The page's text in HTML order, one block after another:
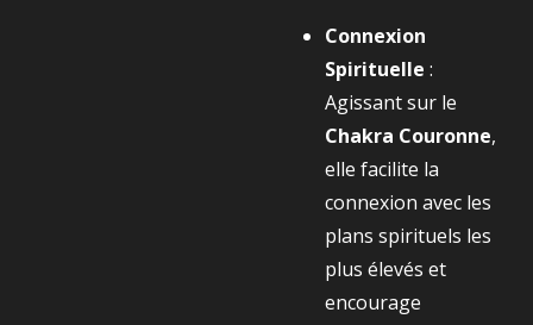
Connexion
Spirituelle :
Agissant sur le
Chakra Couronne,
elle facilite la
connexion avec les
plans spirituels les
plus élevés et
encourage